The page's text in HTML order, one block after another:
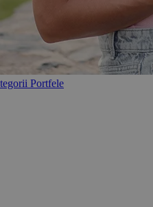
Portfele